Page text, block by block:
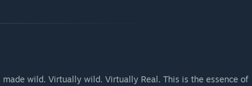
wild. Virtually wild. Virtually Real. This is the essence of